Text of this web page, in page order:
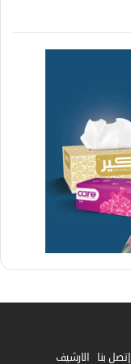
إتصل بنا الارشيف